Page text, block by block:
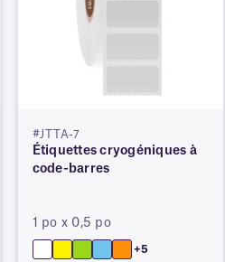
#JTTA-7
Étiquettes cryogéniques à
code-barres
1 po x 0,5 po
+5